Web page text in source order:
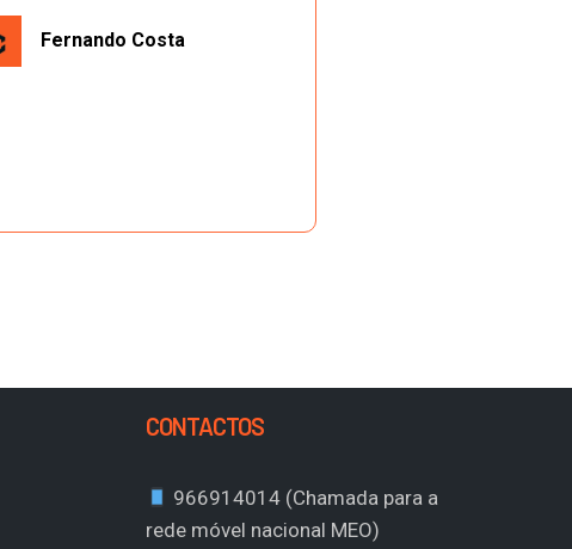
Fernando Costa
CONTACTOS
966914014 (Chamada para a
rede móvel nacional MEO)